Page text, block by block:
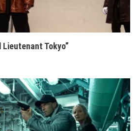
Tokyo”